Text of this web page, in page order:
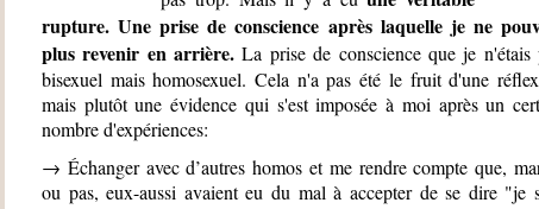
rupture. Une prise de conscience après laquelle je ne
plus revenir en arrière. La prise de conscience que je n'étais
bisexuel mais homosexuel. Cela n'a pas été le fruit d'une
mais plutôt une évidence qui s'est imposée à moi après un
nombre d'expériences:
→ Échanger avec d’autres homos et me rendre compte que,
ou pas, eux-aussi avaient eu du mal à accepter de se dire "je